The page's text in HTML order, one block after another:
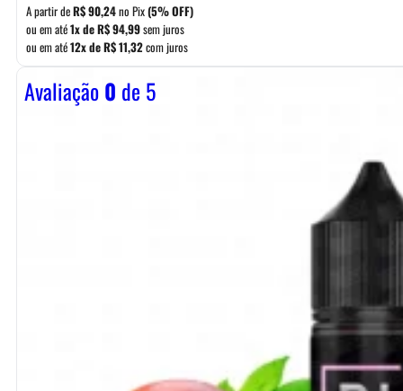
A partir deR$90,24no Pix(5% OFF)
ou em até1x deR$94,99sem juros
ou em até12x deR$11,32com juros
Avaliação0 de 5